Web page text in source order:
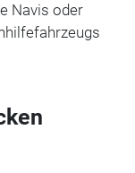
Navis oder